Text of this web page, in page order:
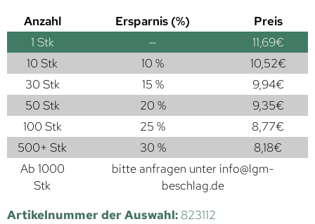
Anzahl Ersparnis (%)
Preis
1 Stk — 11,69€
10 Stk
10 % 10,52€
30 Stk
15 % 9,94€
50 Stk
20 % 9,35€
100 Stk
25 % 8,77€
500+ Stk
30 % 8,18€
Ab 1000
Stk
bitte anfragen unter info@lgm-
beschlag.de
Artikelnummer der Auswahl: 823112